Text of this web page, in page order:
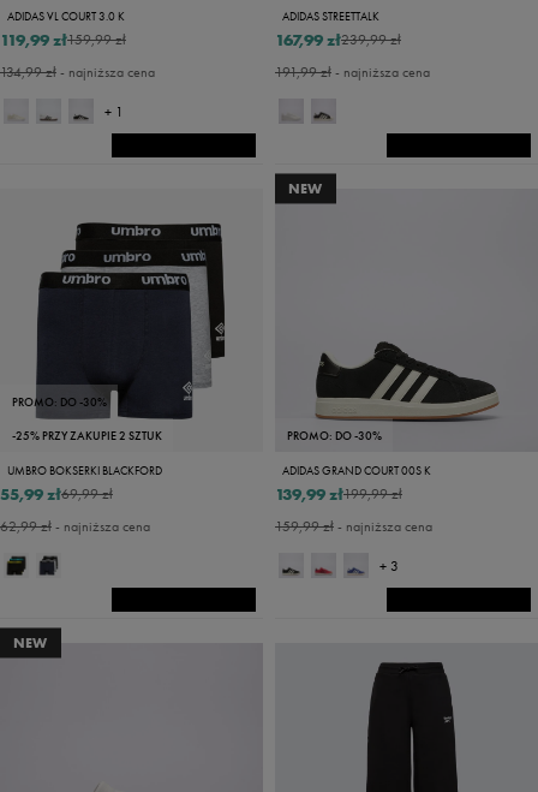
ADIDAS VL COURT 3.0 K
159,99 zł
119,99 zł
134,99 zł- najniższa cena
+ 1
ADIDAS STREETTALK
239,99 zł
167,99 zł
191,99 zł- najniższa cena
PROMO: DO -30%
-25% PRZY ZAKUPIE 2 SZTUK
UMBRO BOKSERKI BLACKFORD
69,99 zł
55,99 zł
62,99 zł- najniższa cena
NEW
PROMO: DO -30%
ADIDAS GRAND COURT 00S K
199,99 zł
139,99 zł
159,99 zł- najniższa cena
+ 3
NEW